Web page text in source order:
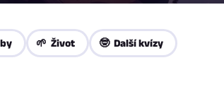
🌱 Život 🤓 Další kvízy